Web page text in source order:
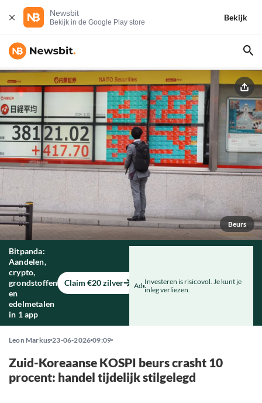
Newsbit
Bekijk in de Google Play store
Bekijk
Beurs
Bitpanda:
Aandelen,
crypto,
grondstoffen
en
edelmetalen
in 1 app
Claim €20 zilver Ad Investeren is risicovol. Je kunt je
inleg verliezen.
Leon Markus 23-06-2026 09:09
Zuid-Koreaanse KOSPI beurs crasht 10
procent: handel tijdelijk stilgelegd